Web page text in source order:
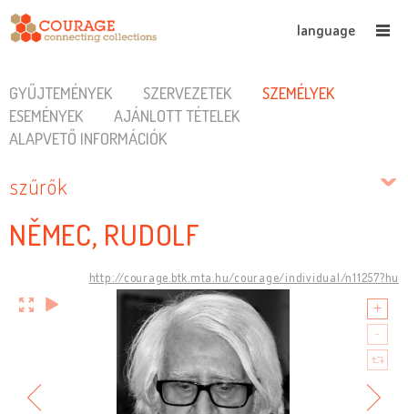
language
GYŰJTEMÉNYEK SZERVEZETEK
SZEMÉLYEK
ESEMÉNYEK
AJÁNLOTT TÉTELEK
ALAPVETŐ INFORMÁCIÓK
szűrők
NĚMEC, RUDOLF
http://courage.btk.mta.hu/courage/individual/n11257?hu